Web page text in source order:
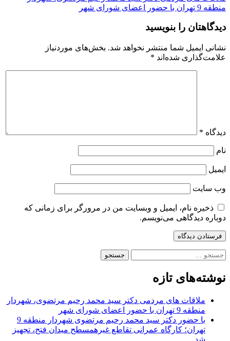
منطقه 9 تهران با حضور اعضای شورای شهر
دیدگاهتان را بنویسید
نشانی ایمیل شما منتشر نخواهد شد. بخش‌های موردنیاز
علامت‌گذاری شده‌اند *
دیدگاه *
نام
ایمیل
وب‌ سایت
ذخیره نام، ایمیل و وبسایت من در مرورگر برای زمانی که
دوباره دیدگاهی می‌نویسم.
جستجو
نوشته‌های تازه
ملاقات های مردمی دکتر سید محمد رحیم مرتضوی، شهردار
منطقه 9 تهران با حضور اعضای شورای شهر
با حضور دکتر سید محمد رحیم مرتضوی شهردار منطقه 9
تهران؛ کارگاه عمرانی تقاطع غیرهمسطح میدان فتح، تجهیز
شد